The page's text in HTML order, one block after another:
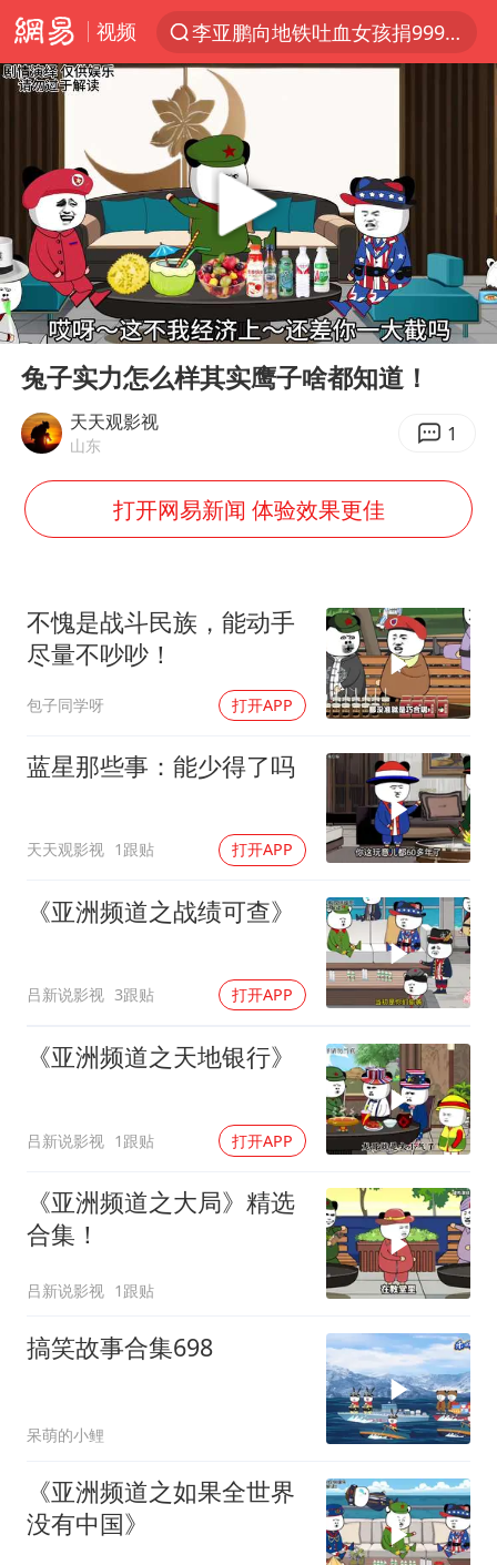
视频
李亚鹏向地铁吐血女孩捐99999元
探寻“技能+”促就业创业新路
周杰伦方辟谣“私生子”传闻
官方通报传销头目出狱办书院
台风白海豚可能在浙江登陆
因凡蒂诺首次公开道歉
《Monica》填词人黎彼得去世
“银行午休1.5小时”留个窗口行不行
41岁女子为鼓励女儿考上985研究生
陕西柞水遭遇暴雨五千余户群众转移
汕头市政府被约谈
董路致歉：泰国10岁黑人父母是伪造的
13岁少年白天写作业晚上夜市炒粉
总书记关心百姓身边这些民生大事
Play
00:00 01:41
兔子实力怎么样其实鹰子啥都知道！
天天观影视
山东 1
打开网易新闻 体验效果更佳
不愧是战斗民族，能动手
尽量不吵吵！
包子同学呀 打开APP
蓝星那些事：能少得了吗
天天观影视 1跟贴 打开APP
《亚洲频道之战绩可查》
吕新说影视 3跟贴 打开APP
《亚洲频道之天地银行》
吕新说影视 1跟贴 打开APP
《亚洲频道之大局》精选
合集！
吕新说影视 1跟贴
搞笑故事合集698
呆萌的小鲤
《亚洲频道之如果全世界
没有中国》